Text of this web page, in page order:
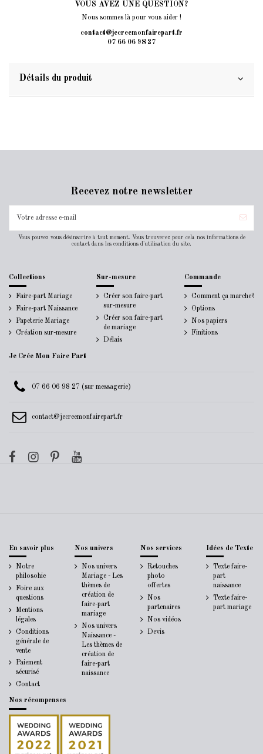
VOUS AVEZ UNE QUESTION?
Nous sommes là pour vous aider !
contact@jecreemonfairepart.fr
07 66 06 98 27
Détails du produit
Recevez notre newsletter
Vous pouvez vous désinscrire à tout moment. Vous trouverez pour cela nos informations de
contact dans les conditions d'utilisation du site.
Collections
Faire-part Mariage
Faire-part Naissance
Papeterie Mariage
Création sur-mesure
Sur-mesure
Créer son faire-part
sur-mesure
Créer son faire-part
de mariage
Délais
Commande
Comment ça marche?
Options
Nos papiers
Finitions
Je Crée Mon Faire Part
07 66 06 98 27 (sur messagerie)
contact@jecreemonfairepart.fr
En savoir plus
Notre
philosohie
Foire aux
questions
Mentions
légales
Conditions
générale de
vente
Paiement
sécurisé
Contact
Nos univers
Nos univers
Mariage - Les
thèmes de
création de
faire-part
mariage
Nos univers
Naissance -
Les thèmes de
création de
faire-part
naissance
Nos services
Retouches
photo
offertes
Nos
partenaires
Nos vidéos
Devis
Idées de Texte
Texte faire-
part
naissance
Texte faire-
part mariage
Nos récompenses